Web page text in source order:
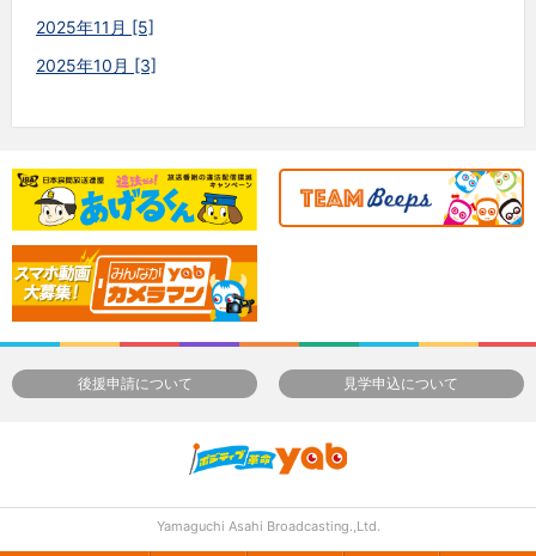
2025年11月 [5]
2025年10月 [3]
後援申請について 見学申込について
Yamaguchi Asahi Broadcasting.,Ltd.